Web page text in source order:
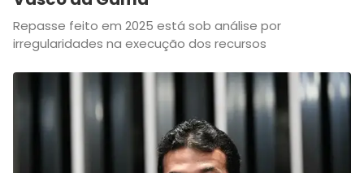
Repasse feito em 2025 está sob análise por
irregularidades na execução dos recursos